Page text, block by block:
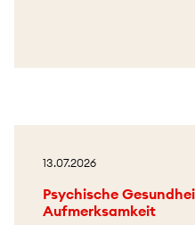
13.07.2026
Psychische
Aufmerksamkeit